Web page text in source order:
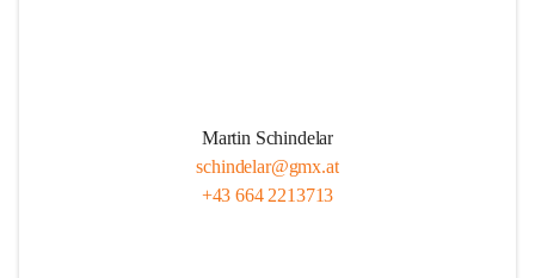
Martin Schindelar
schindelar@gmx.at
+43 664 2213713